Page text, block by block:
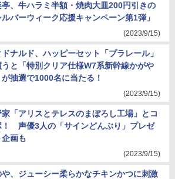
亭、牛ハラミ半額・焼肉大皿200円引きの
ルバーウィーク応援キャンペーン第1弾」
(2023/9/15)
ドナルド、ハッピーセット「プラレール」
うと「特別クリア仕様W7系新幹線かがや
が抽選で1000名に当たる！
(2023/9/15)
「アリスとテレスのまぼろし工場」とコ
！ 声優3人の「サインどんぶり」プレゼ
企画も
(2023/9/15)
や、ジューシー柔らかなチキンかつに刺激